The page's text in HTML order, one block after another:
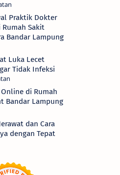
Praktik Dokter
Rumah Sakit
Bandar Lampung
Luka Lecet
Tidak Infeksi
di Rumah
Bandar Lampung
dan Cara
dengan Tepat